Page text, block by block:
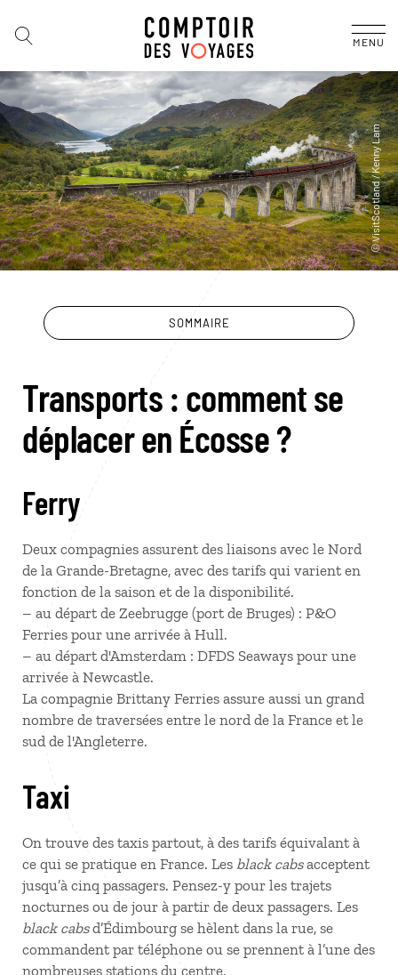
MENU
SOMMAIRE
Transports : comment se
déplacer en Écosse ?
Ferry
Deux compagnies assurent des liaisons avec le Nord
de la Grande-Bretagne, avec des tarifs qui varient en
fonction de la saison et de la disponibilité.
– au départ de Zeebrugge (port de Bruges) : P&O
Ferries pour une arrivée à Hull.
– au départ d'Amsterdam : DFDS Seaways pour une
arrivée à Newcastle.
La compagnie Brittany Ferries assure aussi un grand
nombre de traversées entre le nord de la France et le
sud de l'Angleterre.
Taxi
On trouve des taxis partout, à des tarifs équivalant à
ce qui se pratique en France. Les black cabsacceptent
jusqu’à cinq passagers. Pensez-y pour les trajets
nocturnes ou de jour à partir de deux passagers. Les
black cabsd’Édimbourg se hèlent dans la rue, se
commandent par téléphone ou se prennent à l’une des
nombreuses stations du centre.